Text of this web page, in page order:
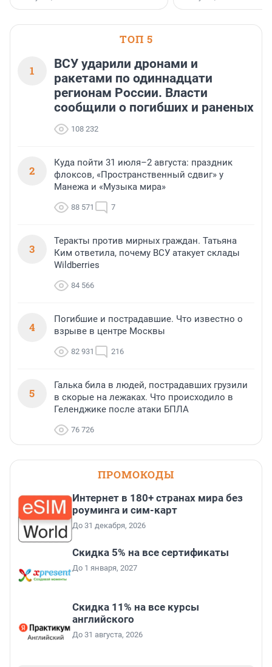
застройщик
области».
ТОП 5
1
ВСУ ударили дронами и
ракетами по одиннадцати
регионам России. Власти
сообщили о погибших и раненых
108 232
2
Куда пойти 31 июля–2 августа: праздник
флоксов, «Пространственный сдвиг» у
Манежа и «Музыка мира»
88 571 7
3
Теракты против мирных граждан. Татьяна
Ким ответила, почему ВСУ атакует склады
Wildberries
84 566
4
Погибшие и пострадавшие. Что известно о
взрыве в центре Москвы
82 931 216
5
Галька била в людей, пострадавших грузили
в скорые на лежаках. Что происходило в
Геленджике после атаки БПЛА
76 726
ПРОМОКОДЫ
Интернет в 180+ странах мира без
роуминга и сим-карт
До 31 декабря, 2026
Скидка 5% на все сертификаты
До 1 января, 2027
Скидка 11% на все курсы
английского
До 31 августа, 2026